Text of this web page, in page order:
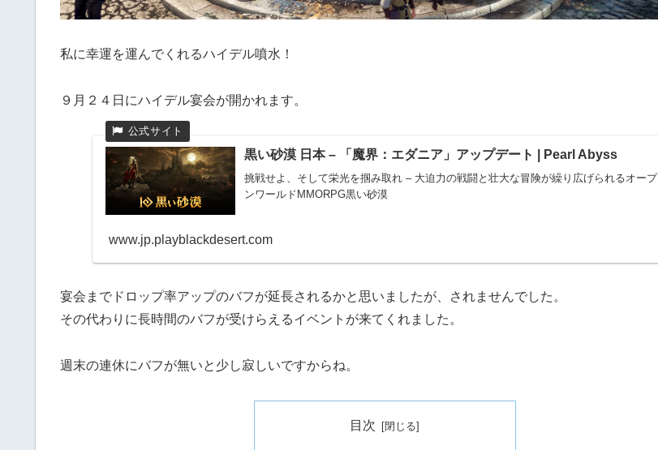
私に幸運を運んでくれるハイデル噴水！
９月２４日にハイデル宴会が開かれます。
黒い砂漠 日本 – 「魔界：エダニア」アップデート | Pearl Abyss
挑戦せよ、そして栄光を掴み取れ – 大迫力の戦闘と壮大な冒険が繰り広げられるオープ
ンワールドMMORPG黒い砂漠
www.jp.playblackdesert.com
宴会までドロップ率アップのバフが延長されるかと思いましたが、されませんでした。
その代わりに長時間のバフが受けらえるイベントが来てくれました。
週末の連休にバフが無いと少し寂しいですからね。
目次